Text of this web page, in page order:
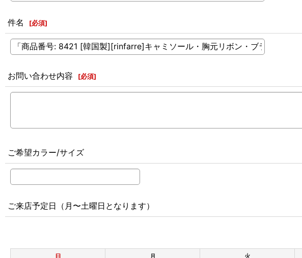
件名 [必須]
お問い合わせ内容 [必須]
ご希望カラー/サイズ
ご来店予定日（月〜土曜日となります）
日 月 火